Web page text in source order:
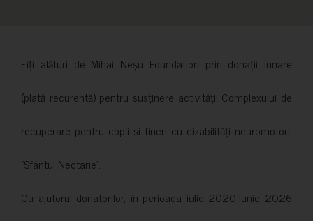
Fiți alături de Mihai Neșu Foundation prin donații lunare
(plată recurentă) pentru susținere activității Complexului de
recuperare pentru copii și tineri cu dizabilități neuromotorii
”Sfântul Nectarie”.
Cu ajutorul donatorilor, în perioada iulie 2020-iunie 2026